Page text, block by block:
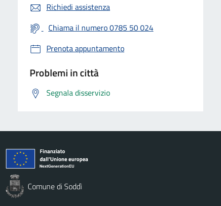
Richiedi assistenza
Chiama il numero 0785 50 024
Prenota appuntamento
Problemi in città
Segnala disservizio
Comune di Soddì